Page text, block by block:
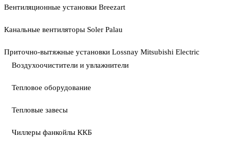
Вентиляционные установки Breezart
Канальные вентиляторы Soler Palau
Приточно-вытяжные установки Lossnay Mitsubishi Electric
Воздухоочистители и увлажнители
Тепловое оборудование
Тепловые завесы
Чиллеры фанкойлы ККБ